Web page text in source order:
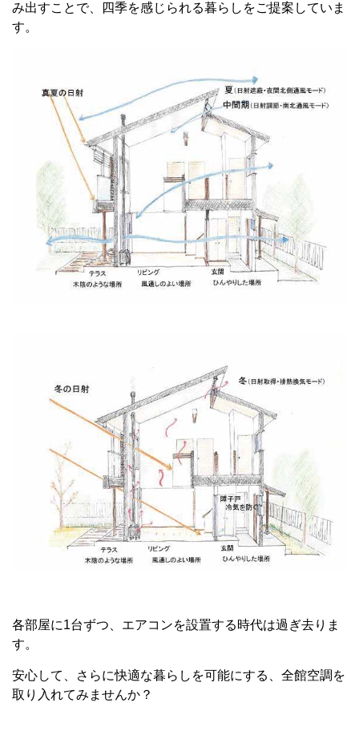
み出すことで、四季を感じられる暮らしをご提案していま
す。
各部屋に1台ずつ、エアコンを設置する時代は過ぎ去りま
す。
安心して、さらに快適な暮らしを可能にする、全館空調を
取り入れてみませんか？